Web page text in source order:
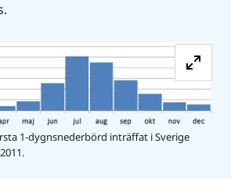
1-dygnsnederbörd inträffat i Sverige